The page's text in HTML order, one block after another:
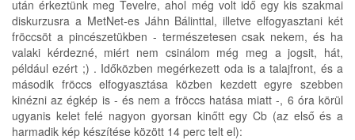
után érkeztünk meg Tevelre, ahol még volt idő egy kis szakmai
diskurzusra a MetNet-es Jáhn Bálinttal, illetve elfogyasztani két
fröccsöt a pincészetükben - természetesen csak nekem, és ha
valaki kérdezné, miért nem csinálom még meg a jogsit, hát,
például ezért ;) . Időközben megérkezett oda is a talajfront, és a
második fröccs elfogyasztása közben kezdett egyre szebben
kinézni az égkép is - és nem a fröccs hatása miatt -, 6 óra körül
ugyanis kelet felé nagyon gyorsan kinőtt egy Cb (az első és a
harmadik kép készítése között 14 perc telt el):